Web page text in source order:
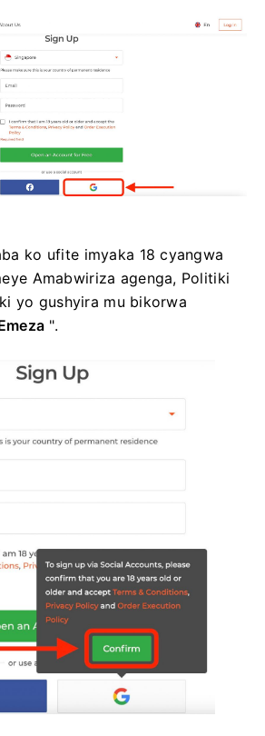
ko ufite imyaka 18 cyangwa
Amabwiriza agenga, Politiki
yo gushyira mu bikorwa
".